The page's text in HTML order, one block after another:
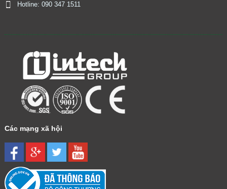
Hotline: 090 347 1511
Các mạng xã hội